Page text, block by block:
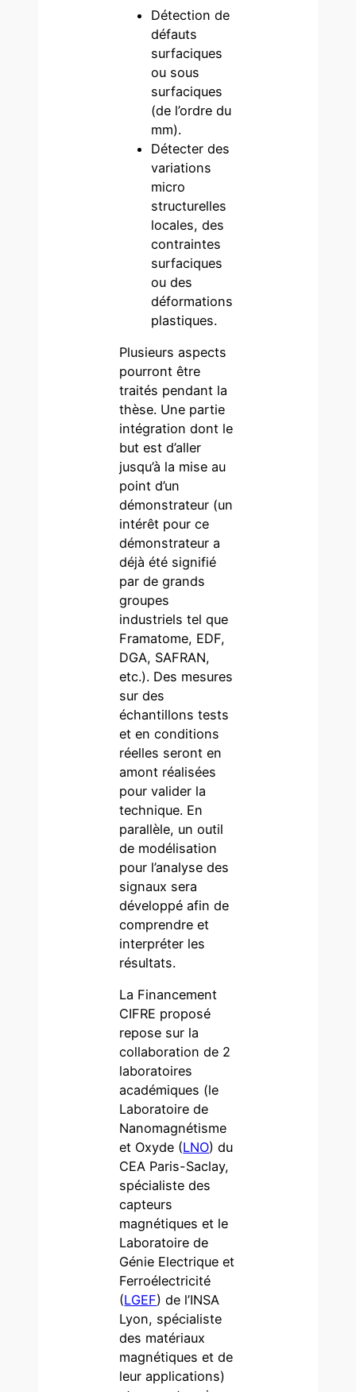
Détection de
défauts
surfaciques
ou sous
surfaciques
(de l’ordre du
mm).
Détecter des
variations
micro
structurelles
locales, des
contraintes
surfaciques
ou des
déformations
plastiques.
Plusieurs aspects
pourront être
traités pendant la
thèse. Une partie
intégration dont le
but est d’aller
jusqu’à la mise au
point d’un
démonstrateur (un
intérêt pour ce
démonstrateur a
déjà été signifié
par de grands
groupes
industriels tel que
Framatome, EDF,
DGA, SAFRAN,
etc.). Des mesures
sur des
échantillons tests
et en conditions
réelles seront en
amont réalisées
pour valider la
technique. En
parallèle, un outil
de modélisation
pour l’analyse des
signaux sera
développé afin de
comprendre et
interpréter les
résultats.
La Financement
CIFRE proposé
repose sur la
collaboration de 2
laboratoires
académiques (le
Laboratoire de
Nanomagnétisme
et Oxyde (LNO) du
CEA Paris-Saclay,
spécialiste des
capteurs
magnétiques et le
Laboratoire de
Génie Electrique et
Ferroélectricité
(LGEF) de l’INSA
Lyon, spécialiste
des matériaux
magnétiques et de
leur applications)